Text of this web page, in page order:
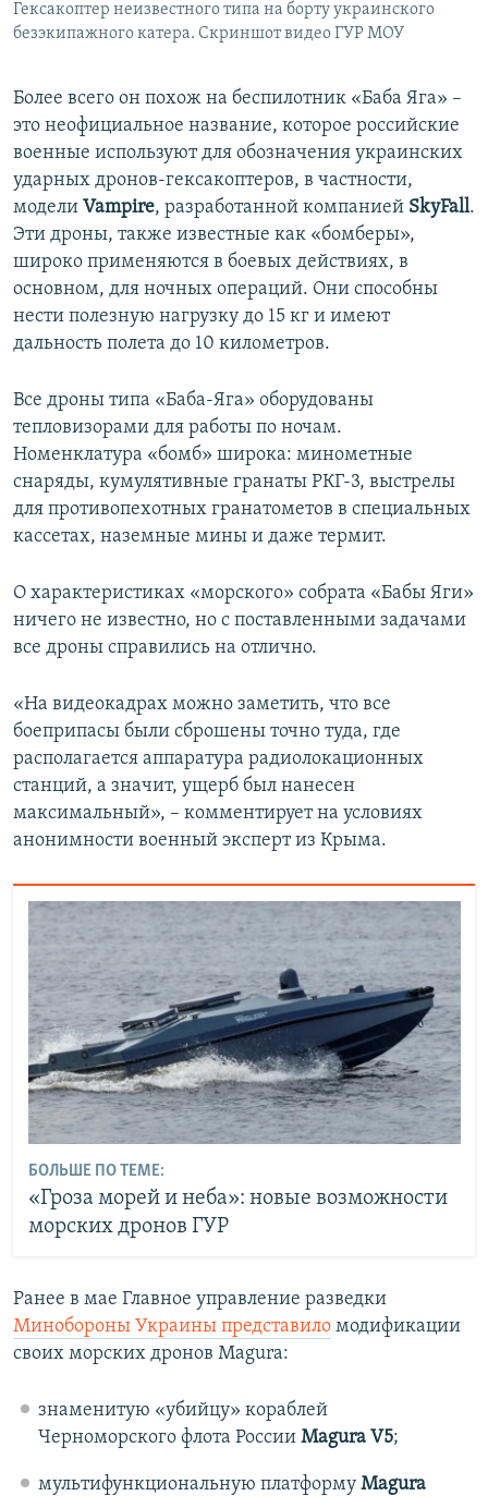
Гексакоптер неизвестного типа на борту украинского
безэкипажного катера. Скриншот видео ГУР МОУ
Более всего он похож на беспилотник «Баба Яга» –
это неофициальное название, которое российские
военные используют для обозначения украинских
ударных дронов-гексакоптеров, в частности,
модели Vampire, разработанной компанией SkyFall.
Эти дроны, также известные как «бомберы»,
широко применяются в боевых действиях, в
основном, для ночных операций. Они способны
нести полезную нагрузку до 15 кг и имеют
дальность полета до 10 километров.
Все дроны типа «Баба-Яга» оборудованы
тепловизорами для работы по ночам.
Номенклатура «бомб» широка: минометные
снаряды, кумулятивные гранаты РКГ-3, выстрелы
для противопехотных гранатометов в специальных
кассетах, наземные мины и даже термит.
О характеристиках «морского» собрата «Бабы Яги»
ничего не известно, но с поставленными задачами
все дроны справились на отлично.
«На видеокадрах можно заметить, что все
боеприпасы были сброшены точно туда, где
располагается аппаратура радиолокационных
станций, а значит, ущерб был нанесен
максимальный», – комментирует на условиях
анонимности военный эксперт из Крыма.
БОЛЬШЕ ПО ТЕМЕ:
«Гроза морей и неба»: новые возможности
морских дронов ГУР
Ранее в мае Главное управление разведки
Минобороны Украины представило модификации
своих морских дронов Magura:
знаменитую «убийцу» кораблей
Черноморского флота России Magura V5;
мультифункциональную платформу Magura